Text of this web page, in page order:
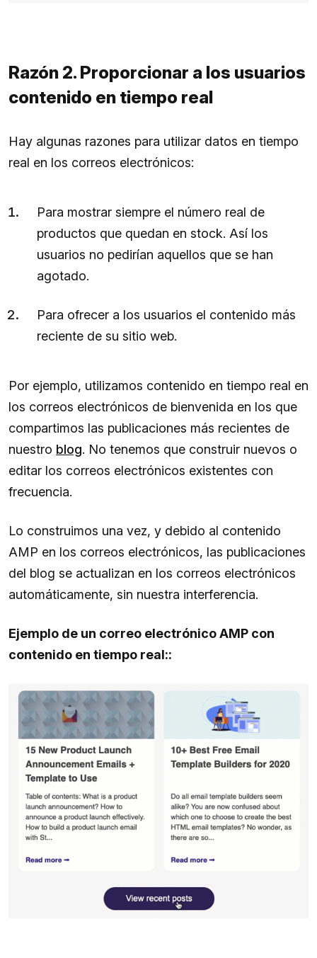
Razón 2. Proporcionar a los usuarios
contenido en tiempo real
Hay algunas razones para utilizar datos en tiempo
real en los correos electrónicos:
Para mostrar siempre el número real de
productos que quedan en stock. Así los
usuarios no pedirían aquellos que se han
agotado.
Para ofrecer a los usuarios el contenido más
reciente de su sitio web.
Por ejemplo, utilizamos contenido en tiempo real en
los correos electrónicos de bienvenida en los que
compartimos las publicaciones más recientes de
nuestro blog. No tenemos que construir nuevos o
editar los correos electrónicos existentes con
frecuencia.
Lo construimos una vez, y debido al contenido
AMP en los correos electrónicos, las publicaciones
del blog se actualizan en los correos electrónicos
automáticamente, sin nuestra interferencia.
Ejemplo de un correo electrónico AMP con
contenido en tiempo real::